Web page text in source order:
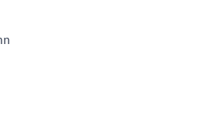
la mesure au point
: 53,2 cm.